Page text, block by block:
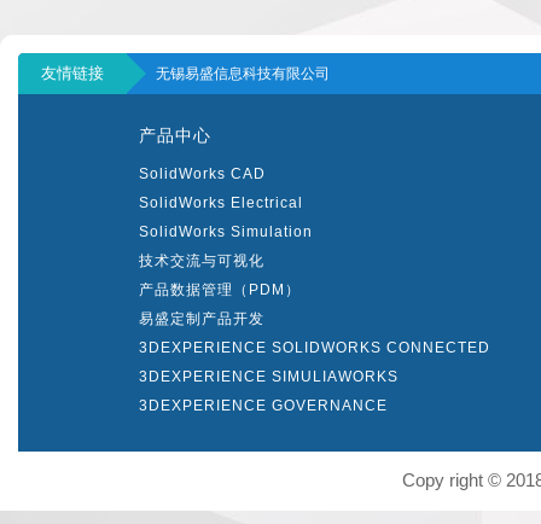
友情链接 无锡易盛信息科技有限公司
产品中心
SolidWorks CAD
SolidWorks Electrical
SolidWorks Simulation
技术交流与可视化
产品数据管理（PDM）
易盛定制产品开发
3DEXPERIENCE SOLIDWORKS CONNECTED
3DEXPERIENCE SIMULIAWORKS
3DEXPERIENCE GOVERNANCE
Copy right ©